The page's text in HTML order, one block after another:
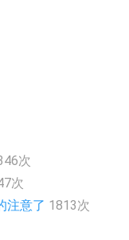
次
次
注意了 1813次